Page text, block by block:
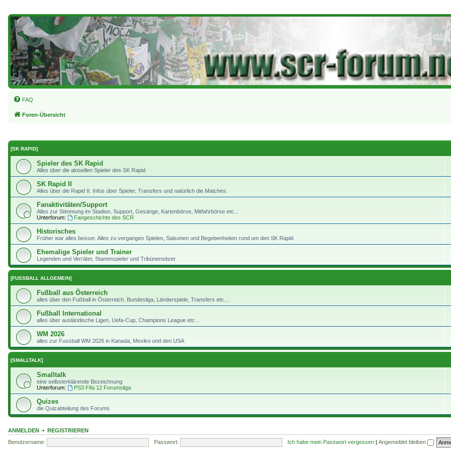
FAQ
Foren-Übersicht
[SK RAPID]
Spieler des SK Rapid
Alles über die aktuellen Spieler des SK Rapid
SK Rapid II
Alles über die Rapid II. Infos über Spieler, Transfers und natürlich die Matches.
Fanaktivitäten/Support
Alles zur Stimmung im Stadion, Support, Gesänge, Kartenbörse, Mitfahrbörse etc...
Unterforum:
Fangeschichte des SCR
Historisches
Früher war alles besser. Alles zu vergangen Spielen, Saisonen und Begebenheiten rund um den SK Rapid
Ehemalige Spieler und Trainer
Legenden und Verräter, Stammspieler und Tribünensitzer
[FUSSBALL ALLGEMEIN]
Fußball aus Österreich
alles über den Fußball in Österreich. Bundesliga, Länderspiele, Transfers etc....
Fußball International
alles über ausländische Ligen, Uefa-Cup, Champions League etc...
WM 2026
alles zur Fussball WM 2026 in Kanada, Mexiko und den USA
[SMALLTALK]
Smalltalk
eine selbsterklärende Bezeichnung
Unterforum:
PS3 Fifa 12 Forumsliga
Quizes
die Quizabteilung des Forums
ANMELDEN • REGISTRIEREN
Benutzername:
Passwort: Ich habe mein Passwort vergessen | Angemeldet bleiben